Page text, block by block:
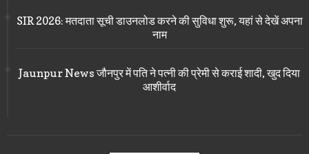
SIR 2026: मतदाता सूची डाउनलोड करने की सुविधा शुरू, यहां से देखें अपना
नाम
Jaunpur News जौनपुर में पति ने पत्नी की प्रेमी से कराई शादी, खुद दिया
आशीर्वाद